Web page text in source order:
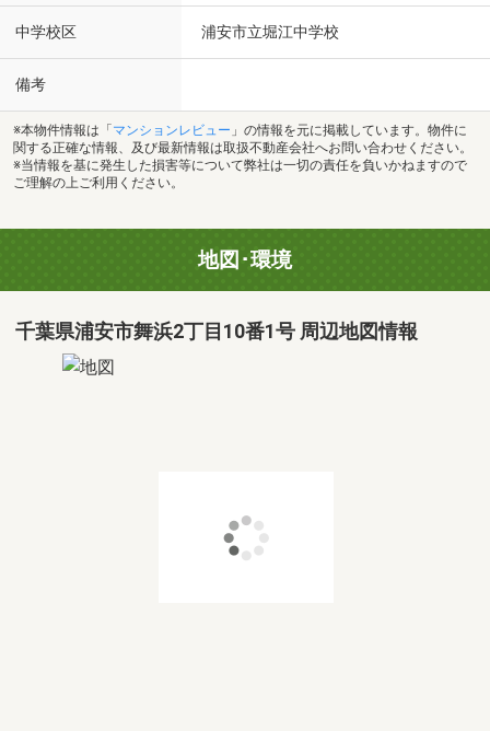
中学校区 浦安市立堀江中学校
備考
※本物件情報は「 マンションレビュー 」の情報を元に掲載しています。物件に
関する正確な情報、及び最新情報は取扱不動産会社へお問い合わせください。
※当情報を基に発生した損害等について弊社は一切の責任を負いかねますので
ご理解の上ご利用ください。
地図･環境
千葉県浦安市舞浜2丁目10番1号 周辺地図情報